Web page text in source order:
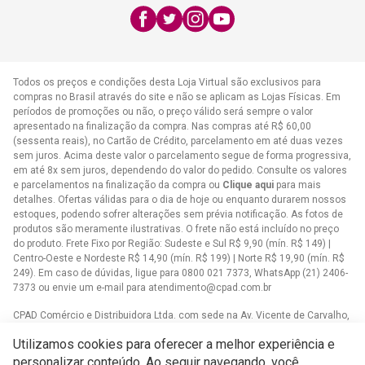
atendimento@cpad.com.br
Todos os preços e condições desta Loja Virtual são exclusivos para
compras no Brasil através do site e não se aplicam as Lojas Físicas. Em
períodos de promoções ou não, o preço válido será sempre o valor
apresentado na finalização da compra. Nas compras até R$ 60,00
(sessenta reais), no Cartão de Crédito, parcelamento em até duas vezes
sem juros. Acima deste valor o parcelamento segue de forma progressiva,
em até 8x sem juros, dependendo do valor do pedido. Consulte os valores
e parcelamentos na finalização da compra ou Clique aqui para mais
detalhes. Ofertas válidas para o dia de hoje ou enquanto durarem nossos
estoques, podendo sofrer alterações sem prévia notificação. As fotos de
produtos são meramente ilustrativas. O frete não está incluído no preço
do produto. Frete Fixo por Região: Sudeste e Sul R$ 9,90 (mín. R$ 149) |
Centro-Oeste e Nordeste R$ 14,90 (mín. R$ 199) | Norte R$ 19,90 (mín. R$
249). Em caso de dúvidas, ligue para 0800 021 7373, WhatsApp (21) 2406-
7373 ou envie um e-mail para atendimento@cpad.com.br
CPAD Comércio e Distribuidora Ltda. com sede na Av. Vicente de Carvalho,
Casa Publicadora das Assembleias de Deus com sede na Av. Brasil,
Utilizamos cookies para oferecer a melhor experiência e